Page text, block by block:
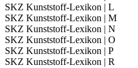
SKZ Kunststoff-Lexikon | L
SKZ Kunststoff-Lexikon | M
SKZ Kunststoff-Lexikon | N
SKZ Kunststoff-Lexikon | O
SKZ Kunststoff-Lexikon | P
SKZ Kunststoff-Lexikon | R